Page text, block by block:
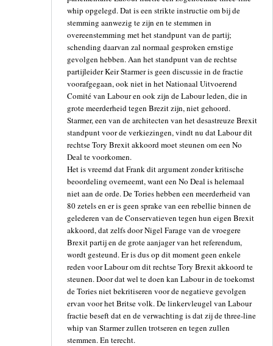
whip opgelegd. Dat is een strikte instructie om bij de
stemming aanwezig te zijn en te stemmen in
overeenstemming met het standpunt van de partij;
schending daarvan zal normaal gesproken ernstige
gevolgen hebben. Aan het standpunt van de rechtse
partijleider Keir Starmer is geen discussie in de fractie
voorafgegaan, ook niet in het Nationaal Uitvoerend
Comité van Labour en ook zijn de Labour leden, die in
grote meerderheid tegen Brezit zijn, niet gehoord.
Starmer, een van de architecten van het desastreuze Brexit
standpunt voor de verkiezingen, vindt nu dat Labour dit
rechtse Tory Brexit akkoord moet steunen om een No
Deal te voorkomen.
Het is vreemd dat Frank dit argument zonder kritische
beoordeling overneemt, want een No Deal is helemaal
niet aan de orde. De Tories hebben een meerderheid van
80 zetels en er is geen sprake van een rebellie binnen de
gelederen van de Conservatieven tegen hun eigen Brexit
akkoord, dat zelfs door Nigel Farage van de vroegere
Brexit partij en de grote aanjager van het referendum,
wordt gesteund. Er is dus op dit moment geen enkele
reden voor Labour om dit rechtse Tory Brexit akkoord te
steunen. Door dat wel te doen kan Labour in de toekomst
de Tories niet bekritiseren voor de negatieve gevolgen
ervan voor het Britse volk. De linkervleugel van Labour
fractie beseft dat en de verwachting is dat zij de three-line
whip van Starmer zullen trotseren en tegen zullen
stemmen. En terecht.